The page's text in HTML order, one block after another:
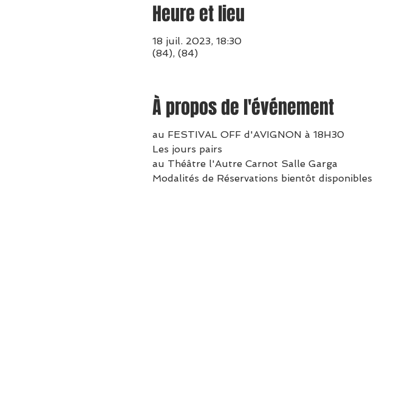
Heure et lieu
18 juil. 2023, 18:30
(84), (84)
À propos de l'événement
au FESTIVAL OFF d'AVIGNON à 18H30
Les jours pairs
au Théâtre l'Autre Carnot Salle Garga
Modalités de Réservations bientôt disponibles